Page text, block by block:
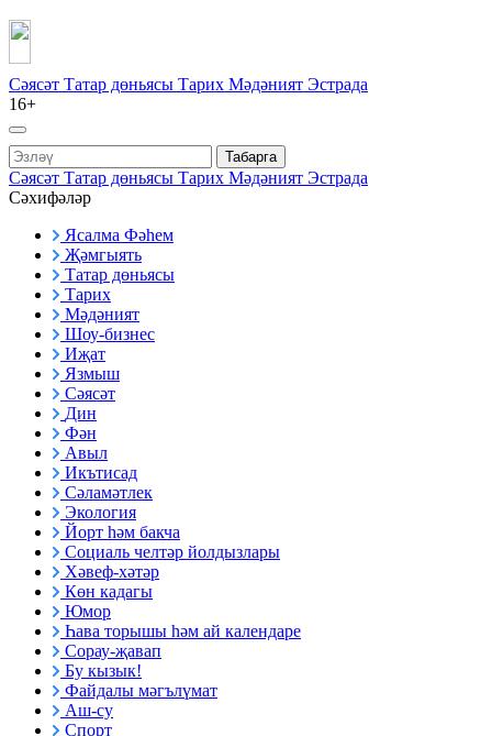
Сәясәт Татар дөньясы Тарих Мәдәният Эстрада
16+
Табарга
Сәясәт Татар дөньясы Тарих Мәдәният Эстрада
Сәхифәләр
Ясалма Фәһем
Җәмгыять
Татар дөньясы
Тарих
Мәдәният
Шоу-бизнес
Иҗат
Язмыш
Сәясәт
Дин
Фән
Авыл
Икътисад
Сәламәтлек
Экология
Йорт һәм бакча
Социаль челтәр йолдызлары
Хәвеф-хәтәр
Көн кадагы
Юмор
Һава торышы һәм ай календаре
Сорау-җавап
Бу кызык!
Файдалы мәгълүмат
Аш-су
Спорт